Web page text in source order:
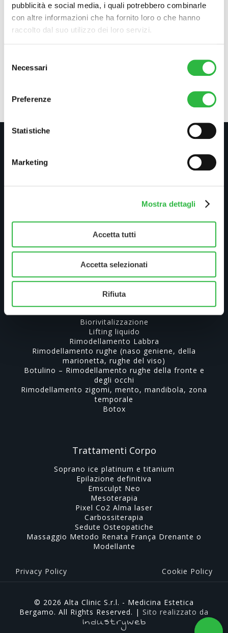
pubblicità e social media, i quali potrebbero combinarle
con altre informazioni che ha fornito loro o che hanno
raccolto dal suo utilizzo dei loro servizi.
delNecessari
Preferenze
Statistiche
Marketing
Mostra dettagli
Accetta tutti
Accetta selezionati
Rifiuta
€29
24122 Bergamo
Tel. +39 035 5295470
P.Iva 04285290161
Urgenze Cliniche
Amministrazione Trasparente
Trattamenti Viso
Biorivitalizzazione
Lifting liquido
Rimodellamento Labbra
Rimodellamento rughe (naso geniene, della
marionetta, rughe del viso)
Botulino – Rimodellamento rughe della fronte e
degli occhi
Rimodellamento zigomi, mento, mandibola, zona
temporale
Botox
Trattamenti Corpo
Soprano ice platinum e titanium
Epilazione definitiva
Emsculpt Neo
Mesoterapia
Pixel Co2 Alma laser
Carbossiterapia
Sedute Osteopatiche
Massaggio Metodo Renata França Drenante o
Modellante
Privacy Policy Cookie Policy
© 2026 Alta Clinic S.r.l. - Medicina Estetica
Bergamo. All Rights Reserved. | Sito realizzato da
Industryweb